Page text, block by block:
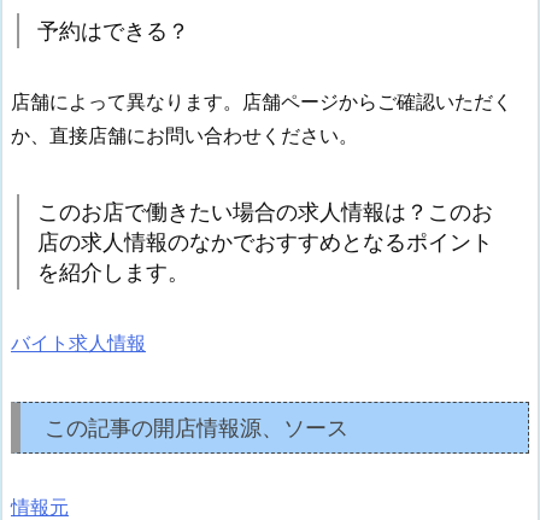
予約はできる？
店舗によって異なります。店舗ページからご確認いただく
か、直接店舗にお問い合わせください。
このお店で働きたい場合の求人情報は？このお
店の求人情報のなかでおすすめとなるポイント
を紹介します。
バイト求人情報
この記事の開店情報源、ソース
情報元